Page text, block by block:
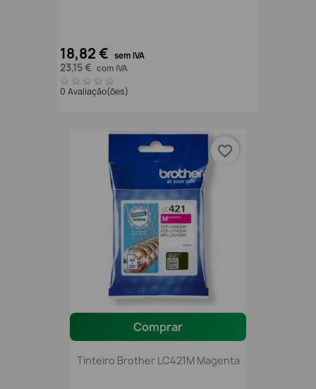
18,82 € sem IVA
23,15 € com IVA
0 Avaliação(ões)
Comprar
Tinteiro Brother LC421M Magenta
favorite_border